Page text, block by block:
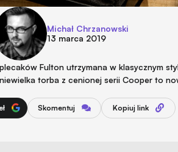
Michał Chrzanowski
13 marca 2019
Fulton utrzymana w klasycznym
torba z cenionej serii Cooper to
Skomentuj Kopiuj link